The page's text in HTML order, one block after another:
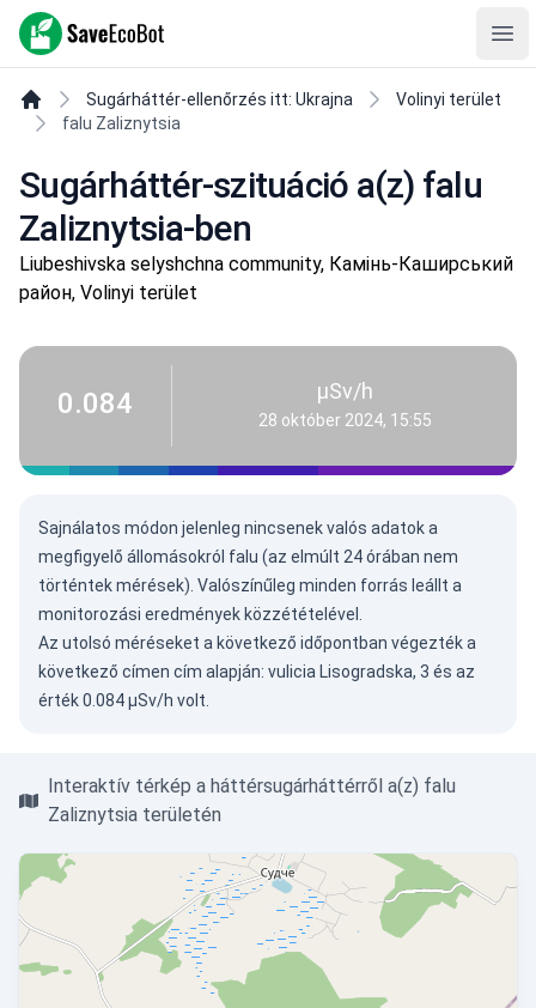
SaveEcoBot
Sugárháttér-ellenőrzés itt: Ukrajna
Volinyi terület
falu Zaliznytsia
Sugárháttér-szituáció a(z) falu
Zaliznytsia-ben
Liubeshivska selyshchna community, Камінь-Каширський
район, Volinyi terület
0.084 µSv/h
28 október 2024, 15:55
Sajnálatos módon jelenleg nincsenek valós adatok a
megfigyelő állomásokról falu (az elmúlt 24 órában nem
történtek mérések). Valószínűleg minden forrás leállt a
monitorozási eredmények közzétételével.
Az utolsó méréseket a következő időpontban végezték a
következő címen cím alapján: vulicia Lisogradska, 3 és az
érték 0.084 µSv/h volt.
Interaktív térkép a háttérsugárháttérről a(z) falu
Zaliznytsia területén